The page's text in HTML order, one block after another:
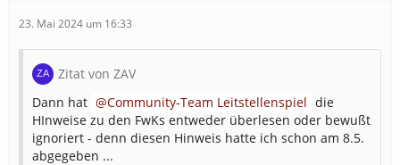
23. Mai 2024 um 16:33
Zitat von ZAV
Dann hat
Community-Team Leitstellenspiel die
HInweise zu den FwKs entweder überlesen oder bewußt
ignoriert - denn diesen Hinweis hatte ich schon am 8.5.
abgegeben ...